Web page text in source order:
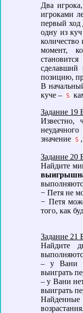
Два
игроками
первый ход
одну из
количество
момент,
становится
сделавший
позицию,
В
куче – S
Задание 19
Известно,
значение S
Задание 20
Найдите
− Петя не
− Петя
того, как
Задание 21
Найдите
– у Вани
выиграть
– у Вани
выиграть
возрастания.